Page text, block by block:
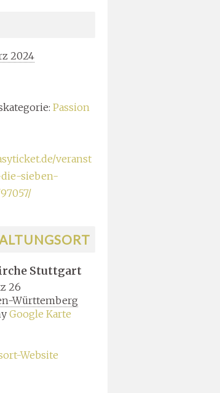
2024
Passion
veranst
sieben-
Stuttgart
26
Württemberg
Google Karte
Website